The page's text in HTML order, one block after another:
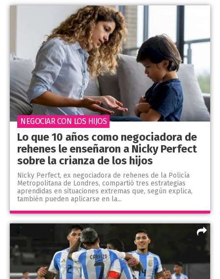
Lo que 10 años como negociadora de
rehenes le enseñaron a Nicky Perfect
sobre la crianza de los hijos
Nicky Perfect, ex negociadora de rehenes de la Policía
Metropolitana de Londres, compartió tres estrategias
aprendidas en situaciones extremas que, según explica,
también pueden aplicarse en la...
NEGOCIAR CON LOS HIJOS